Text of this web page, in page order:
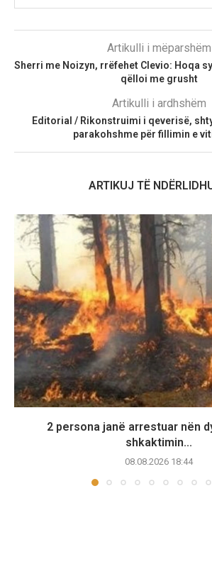
Artikulli i mëparshëm
Sherri me Noizyn, rrëfehet Clevio: Hoqa
qëlloi me grusht
Artikulli i ardhshëm
Editorial / Rikonstruimi i qeverisë,
parakohshme për fillimin e
ARTIKUJ TË
2 persona janë arrestuar nën
shkaktimin...
08.08.2026 18:44